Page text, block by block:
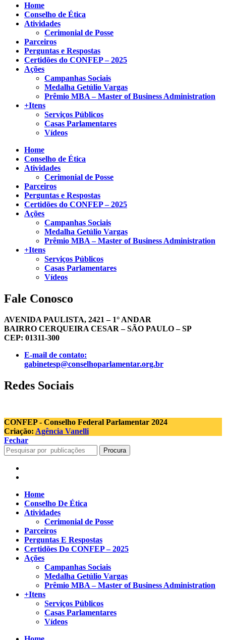
Home
Conselho de Ética
Atividades
Cerimonial de Posse
Parceiros
Perguntas e Respostas
Certidões do CONFEP – 2025
Ações
Campanhas Sociais
Medalha Getúlio Vargas
Prêmio MBA – Master of Business Administration
+Itens
Serviços Públicos
Casas Parlamentares
Vídeos
Home
Conselho de Ética
Atividades
Cerimonial de Posse
Parceiros
Perguntas e Respostas
Certidões do CONFEP – 2025
Ações
Campanhas Sociais
Medalha Getúlio Vargas
Prêmio MBA – Master of Business Administration
+Itens
Serviços Públicos
Casas Parlamentares
Vídeos
Fale Conosco
AVENIDA PAULISTA, 2421 – 1° ANDAR
BAIRRO CERQUEIRA CESAR – SÃO PAULO – SP
CEP: 01311-300
E-mail de contato:
gabinetesp@conselhoparlamentar.org.br
Redes Sociais
CONFEP - Conselho Federal Parlamentar 2024
Criação: Agência Vanelli
Fechar
Procura
Home
Conselho De Ética
Atividades
Cerimonial de Posse
Parceiros
Perguntas E Respostas
Certidões Do CONFEP – 2025
Ações
Campanhas Sociais
Medalha Getúlio Vargas
Prêmio MBA – Master of Business Administration
+Itens
Serviços Públicos
Casas Parlamentares
Vídeos